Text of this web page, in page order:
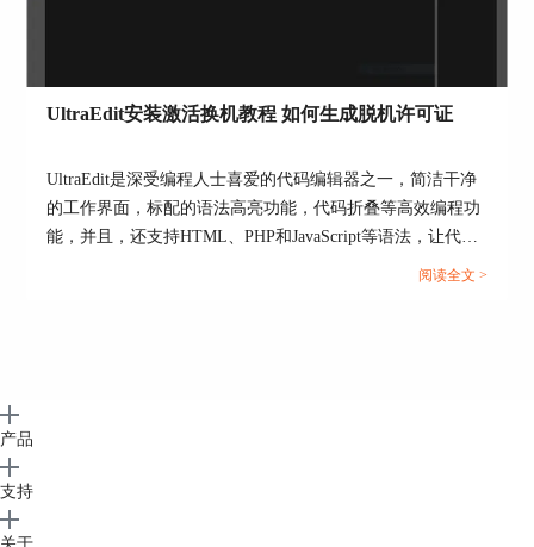
命令行中，替换 %sel% 参数。
%Env: 允许用户在命令中使用环境变量。环境变量直接跟随在
%col% 用来让 UltraEdit 添加光标所处的列号到命令行中，替换
%col% - 1 表示第一列。
需要注意的是，如果%F等是大写字母，传递的文件名和路径将被
UltraEdit安装激活换机教程 如何生成脱机许可证
UltraEdit是深受编程人士喜爱的代码编辑器之一，简洁干净
的工作界面，标配的语法高亮功能，代码折叠等高效编程功
能，并且，还支持HTML、PHP和JavaScript等语法，让代码
阅读全文 >
产品
支持